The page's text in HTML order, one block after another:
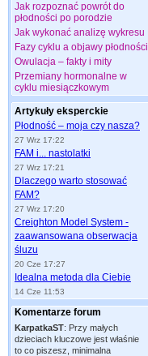
Jak rozpoznać powrót do
płodności po porodzie
Jak wykonać analizę wykresu
Fazy cyklu a objawy płodności
Owulacja – fakty i mity
Przemiany hormonalne w
cyklu miesiączkowym
Artykuły eksperckie
Płodność – moja czy nasza?
27 Wrz 17:22
FAM i... nastolatki
27 Wrz 17:21
Dlaczego warto stosować
FAM?
27 Wrz 17:20
Creighton Model System -
zaawansowana obserwacja
śluzu
20 Cze 17:27
Idealna metoda dla Ciebie
14 Cze 11:53
Komentarze forum
KarpatkaST: Przy małych
dzieciach kluczowe jest właśnie
to co piszesz, minimalna